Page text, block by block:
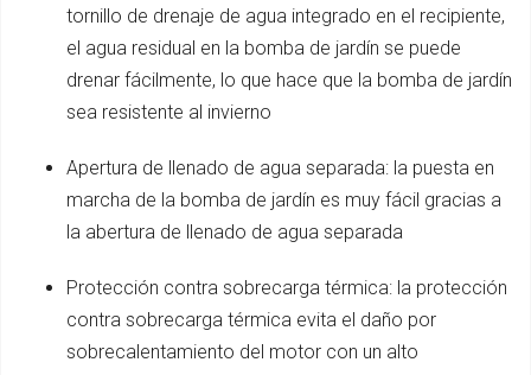
tornillo de drenaje de agua integrado en el recipiente,
el agua residual en la bomba de jardín se puede
drenar fácilmente, lo que hace que la bomba de jardín
sea resistente al invierno
Apertura de llenado de agua separada: la puesta en
marcha de la bomba de jardín es muy fácil gracias a
la abertura de llenado de agua separada
Protección contra sobrecarga térmica: la protección
contra sobrecarga térmica evita el daño por
sobrecalentamiento del motor con un alto